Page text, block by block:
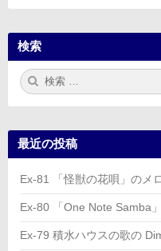
検索
検
索:
最近の投稿
Ex-81 「怪獣の花唄」のメ
Ex-80 「One Note Samba
Ex-79 積水ハウスの歌の